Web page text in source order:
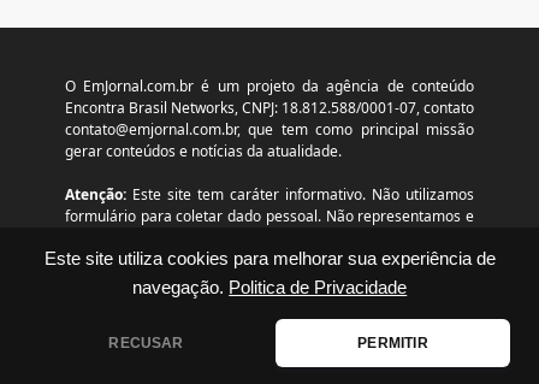
Este site utiliza cookies para melhorar sua experiência de
navegação. Politica de Privacidade
RECUSAR PERMITIR
O EmJornal.com.br é um projeto da agência de conteúdo
Encontra Brasil Networks, CNPJ: 18.812.588/0001-07, contato
contato@emjornal.com.br, que tem como principal missão
gerar conteúdos e notícias da atualidade.
Atenção:Este site tem caráter informativo. Não utilizamos
formulário para coletar dado pessoal. Não representamos e
citado no conteúdo deste site. © 2026 www.emjornal.com.br
– Todos os direitos reservados.
Disclaimer|Contato Termos de Uso|Política de